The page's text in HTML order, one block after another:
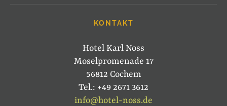
KONTAKT
Hotel Karl Noss
Moselpromenade 17
56812 Cochem
Tel.: +49 2671 3612
info@hotel-noss.de